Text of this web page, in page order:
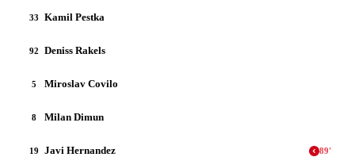
33 Kamil Pestka
92 Deniss Rakels
5 Miroslav Covilo
8 Milan Dimun
19 Javi Hernandez 89'